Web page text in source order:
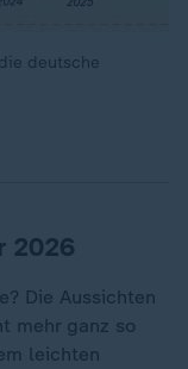
deutsche
2026
Die Aussichten
mehr ganz so
leichten